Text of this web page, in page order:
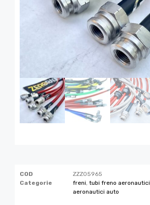
COD
ZZZ05965
Categorie
freni tubi freno aeronautici
aeronautici auto